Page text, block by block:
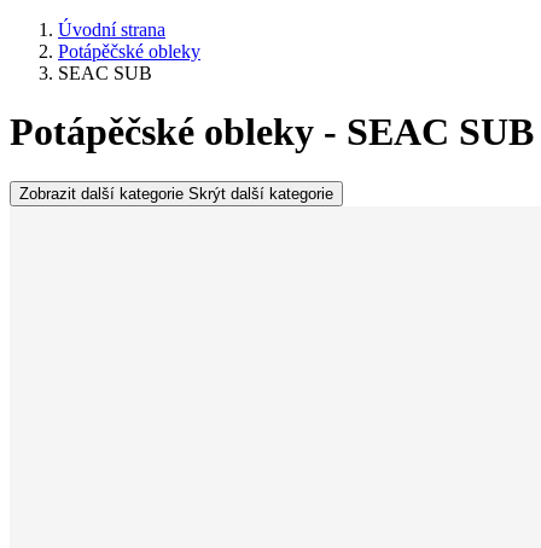
Úvodní strana
Potápěčské obleky
SEAC SUB
Potápěčské obleky - SEAC SUB
Zobrazit další kategorie Skrýt další kategorie